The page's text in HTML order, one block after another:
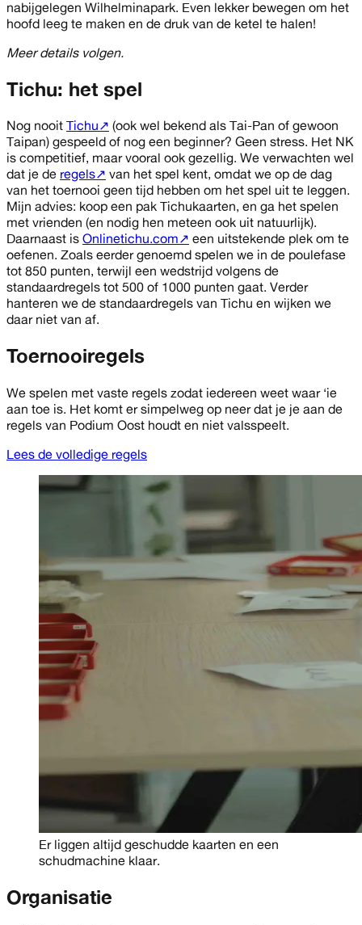
nabijgelegen Wilhelminapark. Even lekker bewegen om het
hoofd leeg te maken en de druk van de ketel te halen!
Meer details volgen.
Tichu: het spel
Nog nooit Tichu↗ (ook wel bekend als Tai-Pan of gewoon
Taipan) gespeeld of nog een beginner? Geen stress. Het NK
is competitief, maar vooral ook gezellig. We verwachten wel
dat je de regels↗ van het spel kent, omdat we op de dag
van het toernooi geen tijd hebben om het spel uit te leggen.
Mijn advies: koop een pak Tichukaarten, en ga het spelen
met vrienden (en nodig hen meteen ook uit natuurlijk).
Daarnaast is Onlinetichu.com↗ een uitstekende plek om te
oefenen. Zoals eerder genoemd spelen we in de poulefase
tot 850 punten, terwijl een wedstrijd volgens de
standaardregels tot 500 of 1000 punten gaat. Verder
hanteren we de standaardregels van Tichu en wijken we
daar niet van af.
Toernooiregels
We spelen met vaste regels zodat iedereen weet waar ‘ie
aan toe is. Het komt er simpelweg op neer dat je je aan de
regels van Podium Oost houdt en niet valsspeelt.
Lees de volledige regels
Er liggen altijd geschudde kaarten en een
schudmachine klaar.
Organisatie